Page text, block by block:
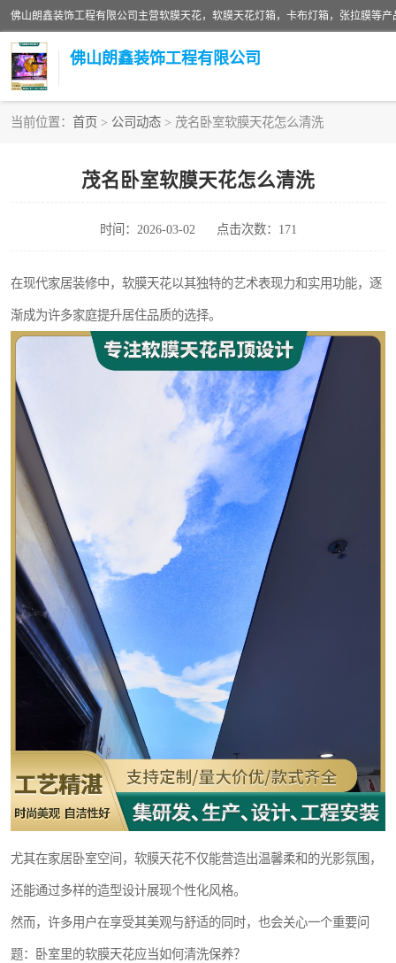
佛山朗鑫装饰工程有限公司
当前位置： 首页 > 公司动态 > 茂名卧室软膜天花怎么清洗
茂名卧室软膜天花怎么清洗
时间：2026-03-02 点击次数：171
在现代家居装修中，软膜天花以其独特的艺术表现力和实用功能，逐
渐成为许多家庭提升居住品质的选择。
尤其在家居卧室空间，软膜天花不仅能营造出温馨柔和的光影氛围，
还能通过多样的造型设计展现个性化风格。
然而，许多用户在享受其美观与舒适的同时，也会关心一个重要问
题：卧室里的软膜天花应当如何清洗保养？